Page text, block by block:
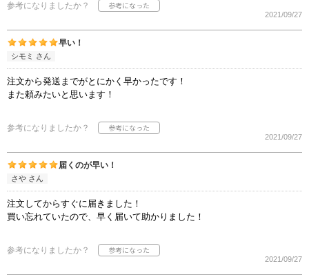
参考になりましたか？
2021/09/27
早い！
シモミ さん
注文から発送までがとにかく早かったです！
また頼みたいと思います！
参考になりましたか？
2021/09/27
届くのが早い！
さや さん
注文してからすぐに届きました！
買い忘れていたので、早く届いて助かりました！
参考になりましたか？
2021/09/27